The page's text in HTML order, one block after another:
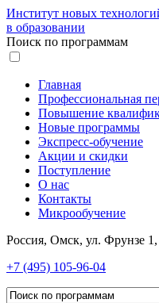
Институт новых
в образовании
Поиск по программам
Главная
Профессиональная
Повышение
Новые программы
Экспресс-обучение
Акции и скидки
Поступление
О нас
Контакты
Микрообучение
Россия, Омск, ул. Фрунзе 1,
+7 (495) 105-96-04